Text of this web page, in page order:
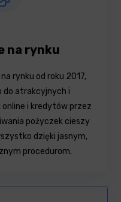
na rynku
rynku od roku 2017,
do atrakcyjnych i
i kredytów przez
pożyczek cieszy
dzięki jasnym,
procedurom.